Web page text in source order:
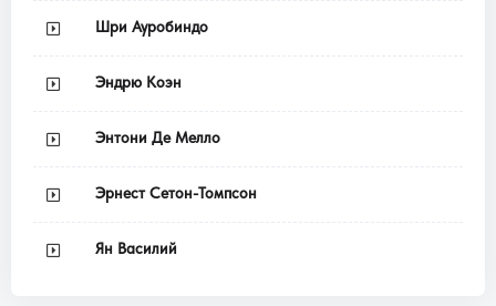
Шри Ауробиндо
Эндрю Коэн
Энтони Де Мелло
Эрнест Сетон-Томпсон
Ян Василий